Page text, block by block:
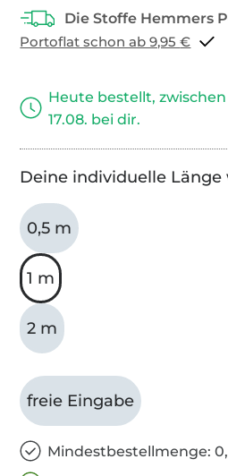
Portoflat schon ab 9,95 €
Heute bestellt, zwischen
17.08. bei dir.
Deine individuelle Länge
0,5 m
1 m
2 m
freie Eingabe
Mindestbestellmenge: